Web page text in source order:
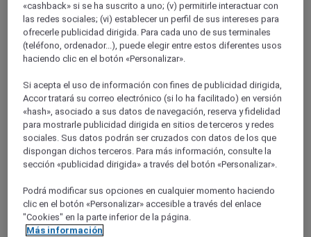
SOMME
AISNE
«cashback» si se ha suscrito a uno; (v) permitirle interactuar con
las redes sociales; (vi) establecer un perfil de sus intereses para
ofrecerle publicidad dirigida. Para cada uno de sus terminales
(teléfono, ordenador...), puede elegir entre estos diferentes usos
haciendo clic en el botón «Personalizar».
Si acepta el uso de información con fines de publicidad dirigida,
Accor tratará su correo electrónico (si lo ha facilitado) en versión
«hash», asociado a sus datos de navegación, reserva y fidelidad
para mostrarle publicidad dirigida en sitios de terceros y redes
sociales. Sus datos podrán ser cruzados con datos de los que
dispongan dichos terceros. Para más información, consulte la
sección «publicidad dirigida» a través del botón «Personalizar».
Podrá modificar sus opciones en cualquier momento haciendo
clic en el botón «Personalizar» accesible a través del enlace
"Cookies" en la parte inferior de la página.
Más información